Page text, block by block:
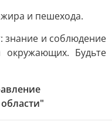
и пешехода.
знание и соблюдение
Будьте